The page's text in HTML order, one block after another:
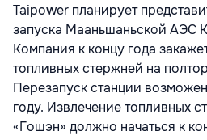
Taipower планирует
запуска Мааньшаньской АЭС
Компания к концу года
топливных стержней на
Перезапуск станции
году. Извлечение топливных
«Гошэн» должно начаться к